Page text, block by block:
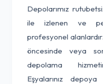
Depolarımız
ile izlenen ve
profesyonel
öncesinde veya
depolama
Eşyalarınız